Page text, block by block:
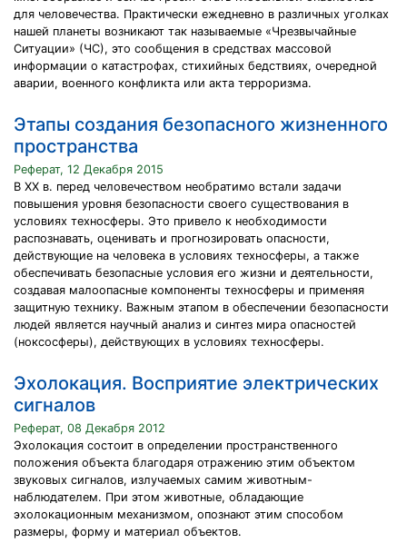
для человечества. Практически ежедневно в различных уголках
нашей планеты возникают так называемые «Чрезвычайные
Ситуации» (ЧС), это сообщения в средствах массовой
информации о катастрофах, стихийных бедствиях, очередной
аварии, военного конфликта или акта терроризма.
Этапы создания безопасного жизненного
пространства
Реферат, 12 Декабря 2015
В XX в. перед человечеством необратимо встали задачи
повышения уровня безопасности своего существования в
условиях техносферы. Это привело к необходимости
распознавать, оценивать и прогнозировать опасности,
действующие на человека в условиях техносферы, а также
обеспечивать безопасные условия его жизни и деятельности,
создавая малоопасные компоненты техносферы и применяя
защитную технику. Важным этапом в обеспечении безопасности
людей является научный анализ и синтез мира опасностей
(ноксосферы), действующих в условиях техносферы.
Эхолокация. Восприятие электрических
сигналов
Реферат, 08 Декабря 2012
Эхолокация состоит в определении пространственного
положения объекта благодаря отражению этим объектом
звуковых сигналов, излучаемых самим животным-
наблюдателем. При этом животные, обладающие
эхолокационным механизмом, опознают этим способом
размеры, форму и материал объектов.